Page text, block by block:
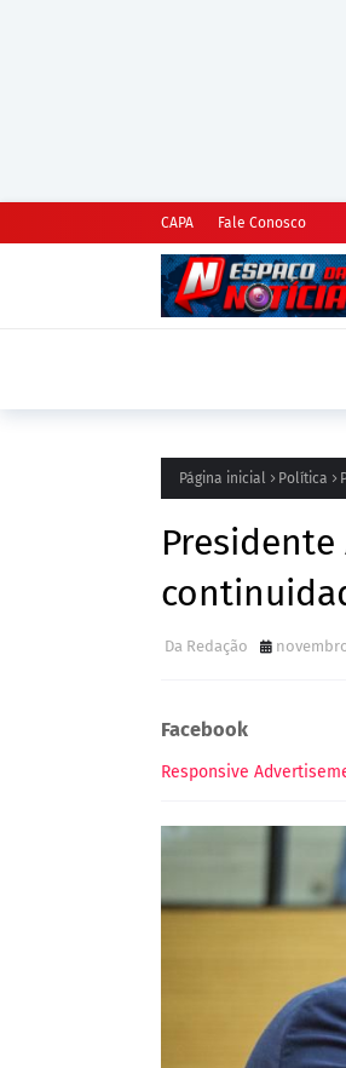
CAPA Fale Conosco
MEC divulga
Página inicial Política
Da Redação
Facebook
Responsive